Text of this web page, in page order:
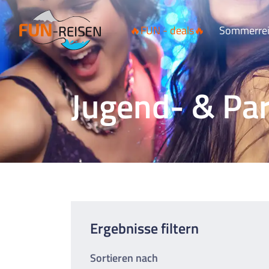
🔥FUN - deals🔥
FUN-Reisen Testblog
Jugend- &
Ergebnisse filtern
Sortieren nach